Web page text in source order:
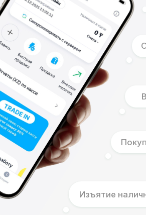
Работает только на смартфоне
Возможность подключить
переносной принтер
Подключить тариф
Наши клиенты
Нас выбирают
ведущие компании